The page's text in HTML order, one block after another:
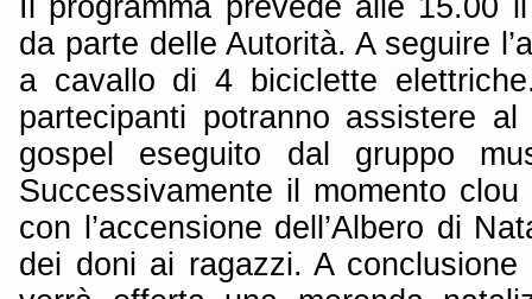
da parte delle Autorità. A seguire
a cavallo di 4 biciclette
partecipanti potranno assistere
gospel eseguito dal gruppo
Successivamente il momento
con l’accensione dell’Albero di
dei doni ai ragazzi. A conclusione